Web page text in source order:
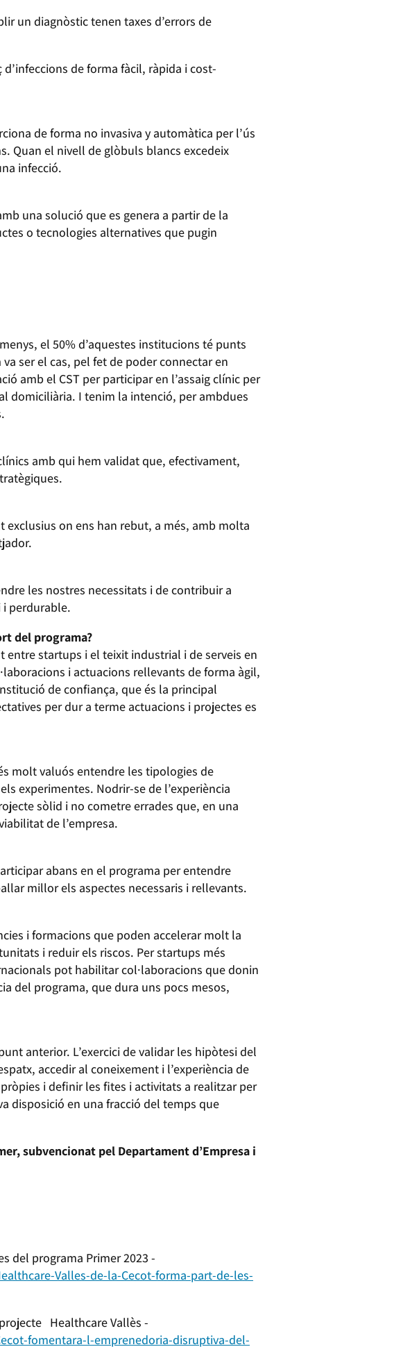
un diagnòstic tenen taxes d’errors de
de forma fàcil, ràpida i cost-
de forma no invasiva y automàtica per l’ús
Quan el nivell de glòbuls blancs excedeix
infecció.
una solució que es genera a partir de la
o tecnologies alternatives que pugin
el 50% d’aquestes institucions té punts
ser el cas, pel fet de poder connectar en
amb el CST per participar en l’assaig clínic per
domiciliària. I tenim la intenció, per ambdues
amb qui hem validat que, efectivament,
exclusius on ens han rebut, a més, amb molta
les nostres necessitats i de contribuir a
i perdurable.
del programa?
startups i el teixit industrial i de serveis en
i actuacions rellevants de forma àgil,
de confiança, que és la principal
per dur a terme actuacions i projectes es
molt valuós entendre les tipologies de
experimentes. Nodrir-se de l’experiència
sòlid i no cometre errades que, en una
de l’empresa.
abans en el programa per entendre
millor els aspectes necessaris i rellevants.
i formacions que poden accelerar molt la
i reduir els riscos. Per startups més
pot habilitar col·laboracions que donin
del programa, que dura uns pocs mesos,
anterior. L’exercici de validar les hipòtesi del
accedir al coneixement i l’experiència de
i definir les fites i activitats a realitzar per
disposició en una fracció del temps que
subvencionat pel Departament d’Empresa i
del programa Primer 2023 -
Valles-de-la-Cecot-forma-part-de-les-
Healthcare Vallès -
fomentara-l-emprenedoria-disruptiva-del-